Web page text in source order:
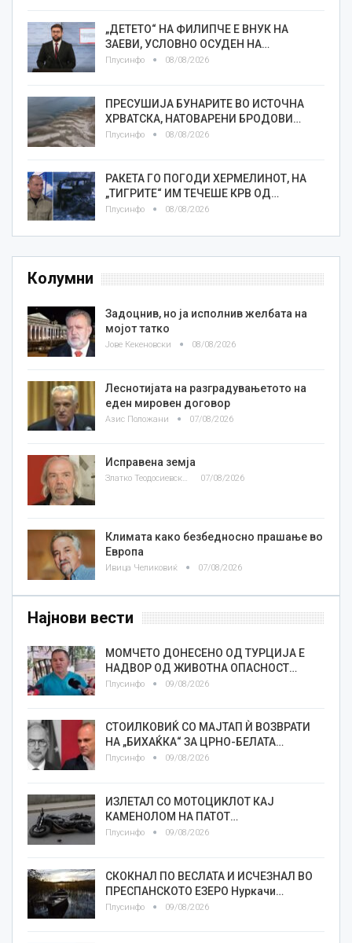
„ДЕТЕТО“ НА ФИЛИПЧЕ Е ВНУК НА
ЗАЕВИ, УСЛОВНО ОСУДЕН НА…
Плусинфо 08/08/2026
ПРЕСУШИЈА БУНАРИТЕ ВО ИСТОЧНА
ХРВАТСКА, НАТОВАРЕНИ БРОДОВИ…
Плусинфо 08/08/2026
РАКЕТА ГО ПОГОДИ ХЕРМЕЛИНОТ, НА
„ТИГРИТЕ“ ИМ ТЕЧЕШЕ КРВ ОД…
Плусинфо 08/08/2026
Колумни
Задоцнив, но ја исполнив желбата на
мојот татко
Јове Кекеновски 08/08/2026
Леснотијата на разградувањетото на
еден мировен договор
Азис Положани 07/08/2026
Исправена земја
Златко Теодосиевски 07/08/2026
Климата како безбедносно прашање во
Европа
Ивица Челиковиќ 07/08/2026
Најнови вести
МОМЧЕТО ДОНЕСЕНО ОД ТУРЦИЈА Е
НАДВОР ОД ЖИВОТНА ОПАСНОСТ…
Плусинфо 09/08/2026
СТОИЛКОВИЌ СО МАЈТАП Ѝ ВОЗВРАТИ
НА „БИХАЌКА“ ЗА ЦРНО-БЕЛАТА…
Плусинфо 09/08/2026
ИЗЛЕТАЛ СО МОТОЦИКЛОТ КАЈ
КАМЕНОЛОМ НА ПАТОТ…
Плусинфо 09/08/2026
СКОКНАЛ ПО ВЕСЛАТА И ИСЧЕЗНАЛ ВО
ПРЕСПАНСКОТО ЕЗЕРО Нуркачи…
Плусинфо 09/08/2026